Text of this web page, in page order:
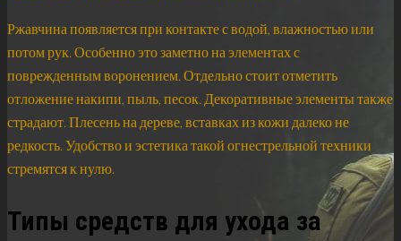
Ржавчина появляется при контакте с водой, влажностью или
потом рук. Особенно это заметно на элементах с
поврежденным воронением. Отдельно стоит отметить
отложение накипи, пыль, песок. Декоративные элементы также
страдают. Плесень на дереве, вставках из кожи далеко не
редкость. Удобство и эстетика такой огнестрельной техники
стремятся к нулю.
Типы средств для ухода за